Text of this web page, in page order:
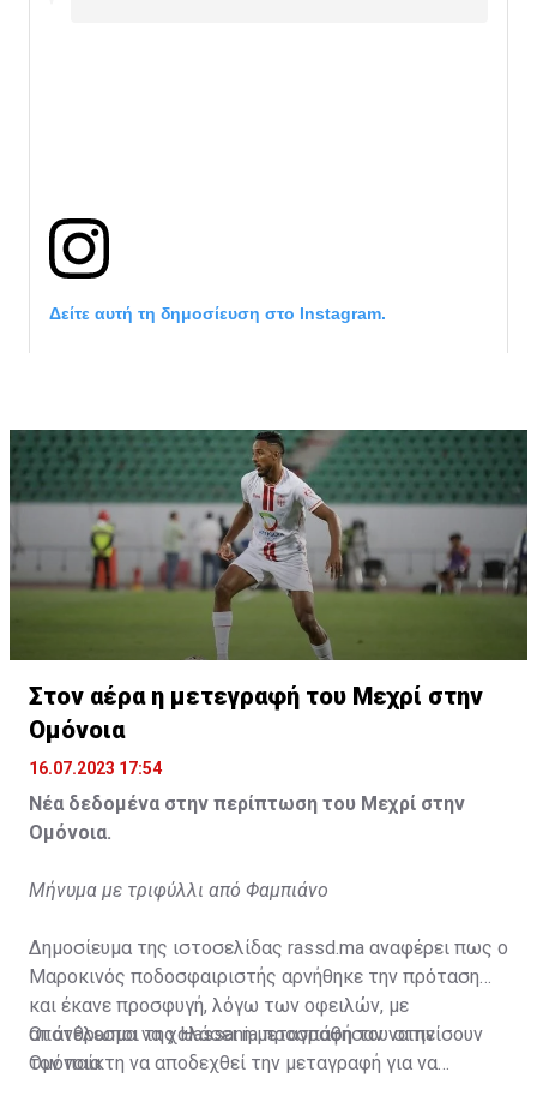
Δείτε αυτή τη δημοσίευση στο Instagram.
Στον αέρα η μετεγραφή του Μεχρί στην
Ομόνοια
16.07.2023 17:54
Νέα δεδομένα στην περίπτωση του Μεχρί στην
Ομόνοια.
Μήνυμα με τριφύλλι από Φαμπιάνο
Δημοσίευμα της ιστοσελίδας rassd.ma αναφέρει πως ο
Μαροκινός ποδοσφαιριστής αρνήθηκε την πρόταση
και έκανε προσφυγή, λόγω των οφειλών, με
αποτέλεσμα να χαλάσει η μεταγραφή του στην
Ομόνοια.
Οι άνθρωποι της Hassania προσπάθησαν να πείσουν
τον παίκτη να αποδεχθεί την μεταγραφή για να